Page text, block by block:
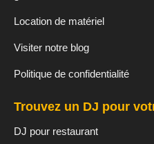
Location de matériel
Visiter notre blog
Politique de confidentialité
Trouvez un DJ pour
DJ pour restaurant